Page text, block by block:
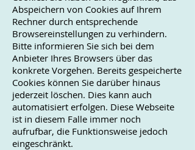
Abspeichern von Cookies auf Ihrem
Rechner durch entsprechende
Browsereinstellungen zu verhindern.
Bitte informieren Sie sich bei dem
Anbieter Ihres Browsers über das
konkrete Vorgehen. Bereits gespeicherte
Cookies können Sie darüber hinaus
jederzeit löschen. Dies kann auch
automatisiert erfolgen. Diese Webseite
ist in diesem Falle immer noch
aufrufbar, die Funktionsweise jedoch
eingeschränkt.